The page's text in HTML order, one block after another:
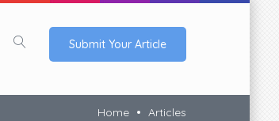
Submit Your Article
Home Articles